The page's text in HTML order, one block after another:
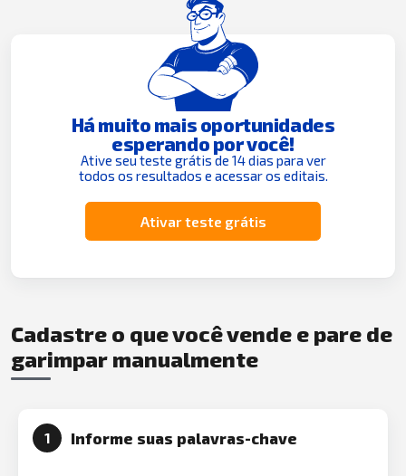
Há muito mais oportunidades
esperando por você!
Ative seu teste grátis de 14 dias para ver
todos os resultados e acessar os editais.
Ativar teste grátis
Cadastre o que você vende e pare de
garimpar manualmente
1 Informe suas palavras-chave